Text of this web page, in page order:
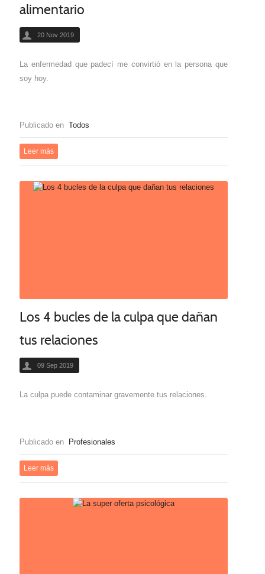
alimentario
20 Nov 2019
La enfermedad que padecí me convirtió en la persona que
soy hoy.
Publicado en Todos
Leer más
Los 4 bucles de la culpa que dañan
tus relaciones
09 Sep 2019
La culpa puede contaminar gravemente tus relaciones.
Publicado en Profesionales
Leer más